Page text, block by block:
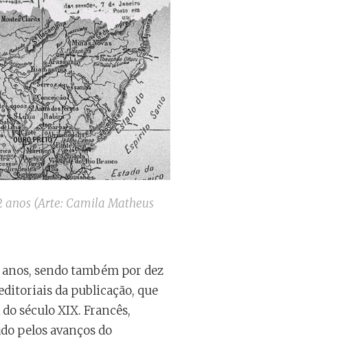
anos (Arte: Camila Matheus
sendo também por dez
da publicação, que
século XIX. Francês,
pelos avanços do